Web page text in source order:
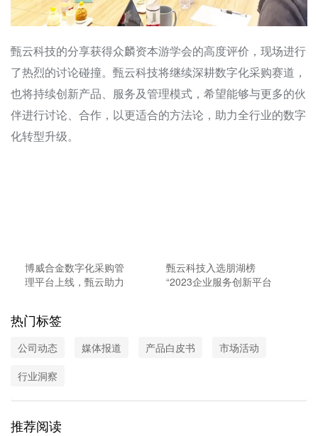
甄云科技的分享获得众麟资本游学会的高度评价，现场进行
了热烈的讨论碰撞。甄云科技将继续深耕数字化采购赛道，
也将持续创新产品、服务及管理模式，希望能够与更多的伙
伴进行讨论、合作，以更适合的方法论，助力全行业的数字
化转型升级。
博威合金数字化采购管
理平台上线，甄云助力
甄云科技入选朋湖榜
“2023企业服务创新平台
热门标签
公司动态 媒体报道 产品白皮书
市场活动
行业洞察
推荐阅读